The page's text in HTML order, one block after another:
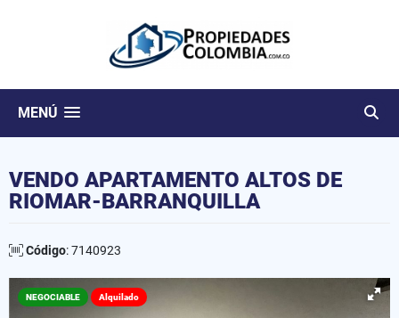
MENÚ
VENDO APARTAMENTO ALTOS DE
RIOMAR-BARRANQUILLA
Código: 7140923
NEGOCIABLE Alquilado